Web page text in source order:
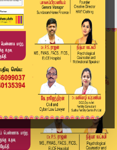
ஆகுகனும் ...